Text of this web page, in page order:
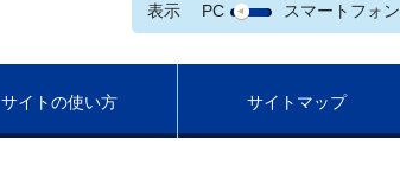
表示 PC スマートフォン
サイトの使い方 サイトマップ